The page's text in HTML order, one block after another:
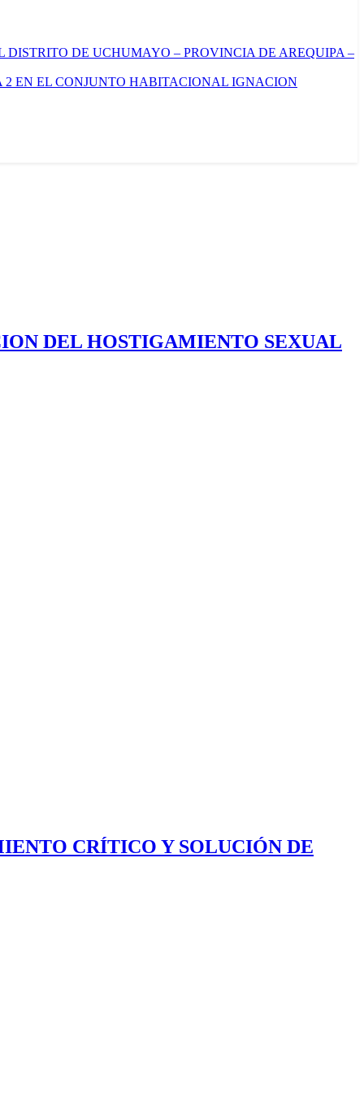
DISTRITO DE UCHUMAYO – PROVINCIA DE AREQUIPA –
EN EL CONJUNTO HABITACIONAL IGNACION
DEL HOSTIGAMIENTO SEXUAL
CRÍTICO Y SOLUCIÓN DE